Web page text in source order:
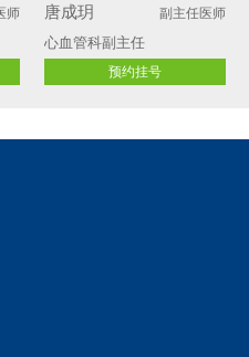
师 唐成玥 副主任医师
心血管科副主任
预约挂号